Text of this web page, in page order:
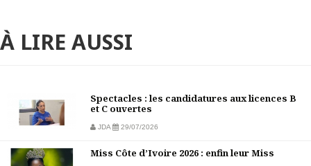
À LIRE AUSSI
Spectacles : les candidatures aux licences B
et C ouvertes
JDA 29/07/2026
Miss Côte d’Ivoire 2026 : enfin leur Miss